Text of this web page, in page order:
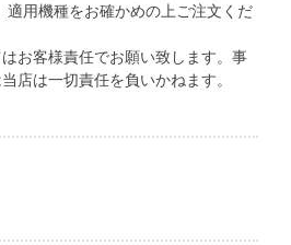
適用機種をお確かめの上ご注文くだ
お客様責任でお願い致します。事
店は一切責任を負いかねます。